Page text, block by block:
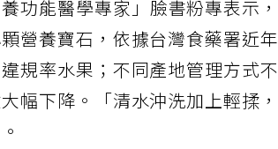
功能醫學專家」臉書粉專表示，
營養寶石，依據台灣食藥署近年
規率水果；不同產地管理方式不
幅下降。「清水沖洗加上輕揉，